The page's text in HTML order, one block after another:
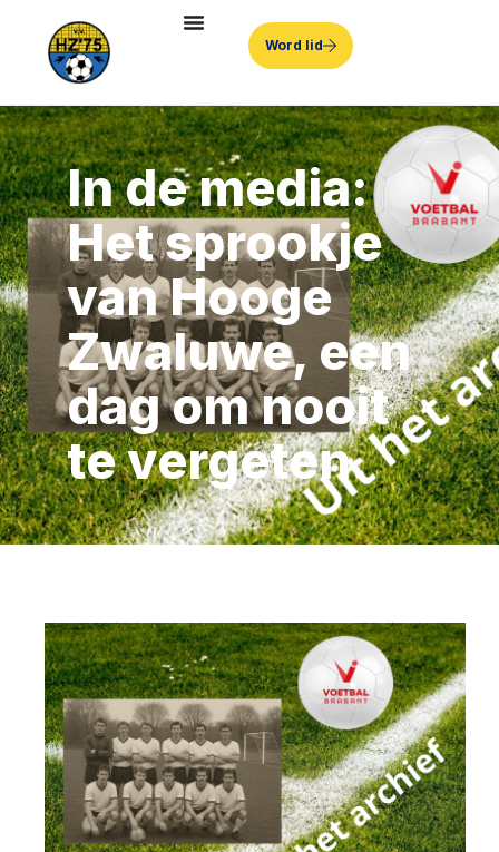
Word lid
In de media:
Het sprookje
van Hooge
Zwaluwe, een
dag om nooit
te vergeten.